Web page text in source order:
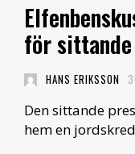
för
HANS ERIKSSON
Den sittande
hem en